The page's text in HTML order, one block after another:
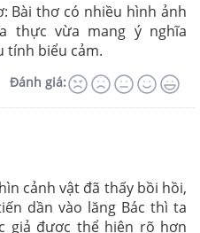
Bài thơ có nhiều hình ảnh
thực vừa mang ý nghĩa
tính biểu cảm.
Đánh giá:
cảnh vật đã thấy bồi hồi,
dần vào lăng Bác thì ta
giả được thể hiện rõ hơn